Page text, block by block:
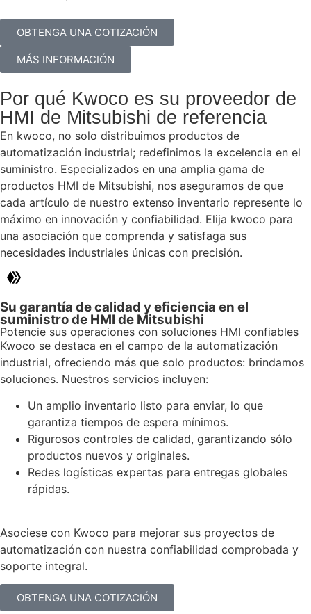
OBTENGA UNA COTIZACIÓN
MÁS INFORMACIÓN
Por qué Kwoco es su proveedor de
HMI de Mitsubishi de referencia
En kwoco, no solo distribuimos productos de
automatización industrial; redefinimos la excelencia en el
suministro. Especializados en una amplia gama de
productos HMI de Mitsubishi, nos aseguramos de que
cada artículo de nuestro extenso inventario represente lo
máximo en innovación y confiabilidad. Elija kwoco para
una asociación que comprenda y satisfaga sus
necesidades industriales únicas con precisión.
Su garantía de calidad y eficiencia en el
suministro de HMI de Mitsubishi
Potencie sus operaciones con soluciones HMI confiables
Kwoco se destaca en el campo de la automatización
industrial, ofreciendo más que solo productos: brindamos
soluciones. Nuestros servicios incluyen:
Un amplio inventario listo para enviar, lo que
garantiza tiempos de espera mínimos.
Rigurosos controles de calidad, garantizando sólo
productos nuevos y originales.
Redes logísticas expertas para entregas globales
rápidas.
Asociese con Kwoco para mejorar sus proyectos de
automatización con nuestra confiabilidad comprobada y
soporte integral.
OBTENGA UNA COTIZACIÓN